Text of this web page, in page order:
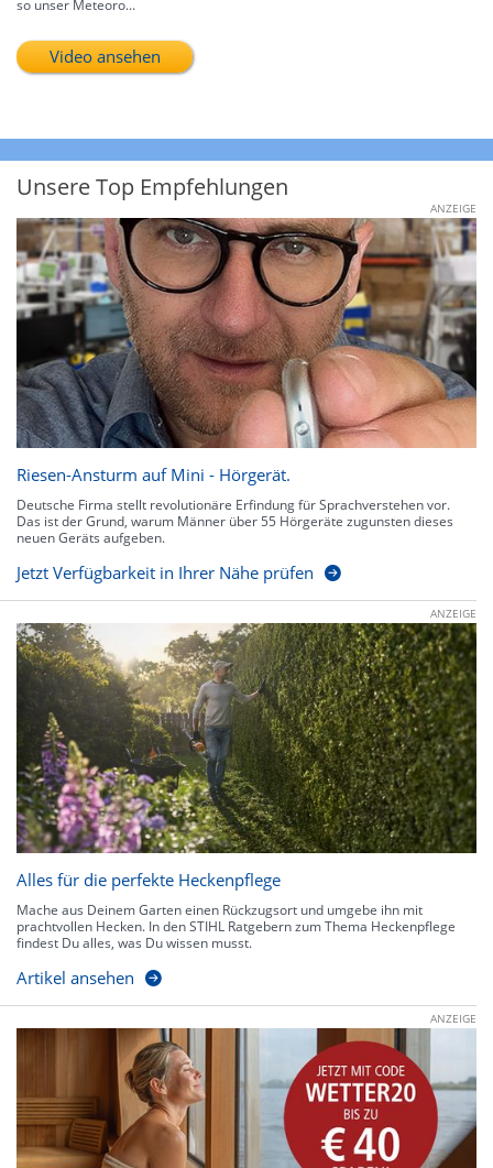
so unser Meteoro...
Video ansehen
Unsere Top Empfehlungen
ANZEIGE
Riesen-Ansturm auf Mini - Hörgerät.
Deutsche Firma stellt revolutionäre Erfindung für Sprachverstehen vor.
Das ist der Grund, warum Männer über 55 Hörgeräte zugunsten dieses
neuen Geräts aufgeben.
Jetzt Verfügbarkeit in Ihrer Nähe prüfen
ANZEIGE
Alles für die perfekte Heckenpflege
Mache aus Deinem Garten einen Rückzugsort und umgebe ihn mit
prachtvollen Hecken. In den STIHL Ratgebern zum Thema Heckenpflege
findest Du alles, was Du wissen musst.
Artikel ansehen
ANZEIGE